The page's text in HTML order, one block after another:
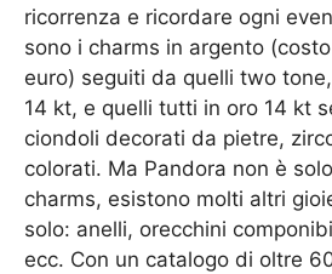
ricorrenza e ricordare ogni
sono i charms in argento
euro) seguiti da quelli two
14 kt, e quelli tutti in oro 14 kt
ciondoli decorati da pietre,
colorati. Ma Pandora non è
charms, esistono molti altri
solo: anelli, orecchini
ecc. Con un catalogo di oltre